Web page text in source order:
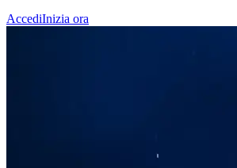
AccediInizia ora